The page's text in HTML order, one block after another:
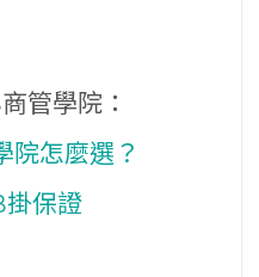
管學院：
院怎麼選？
保證